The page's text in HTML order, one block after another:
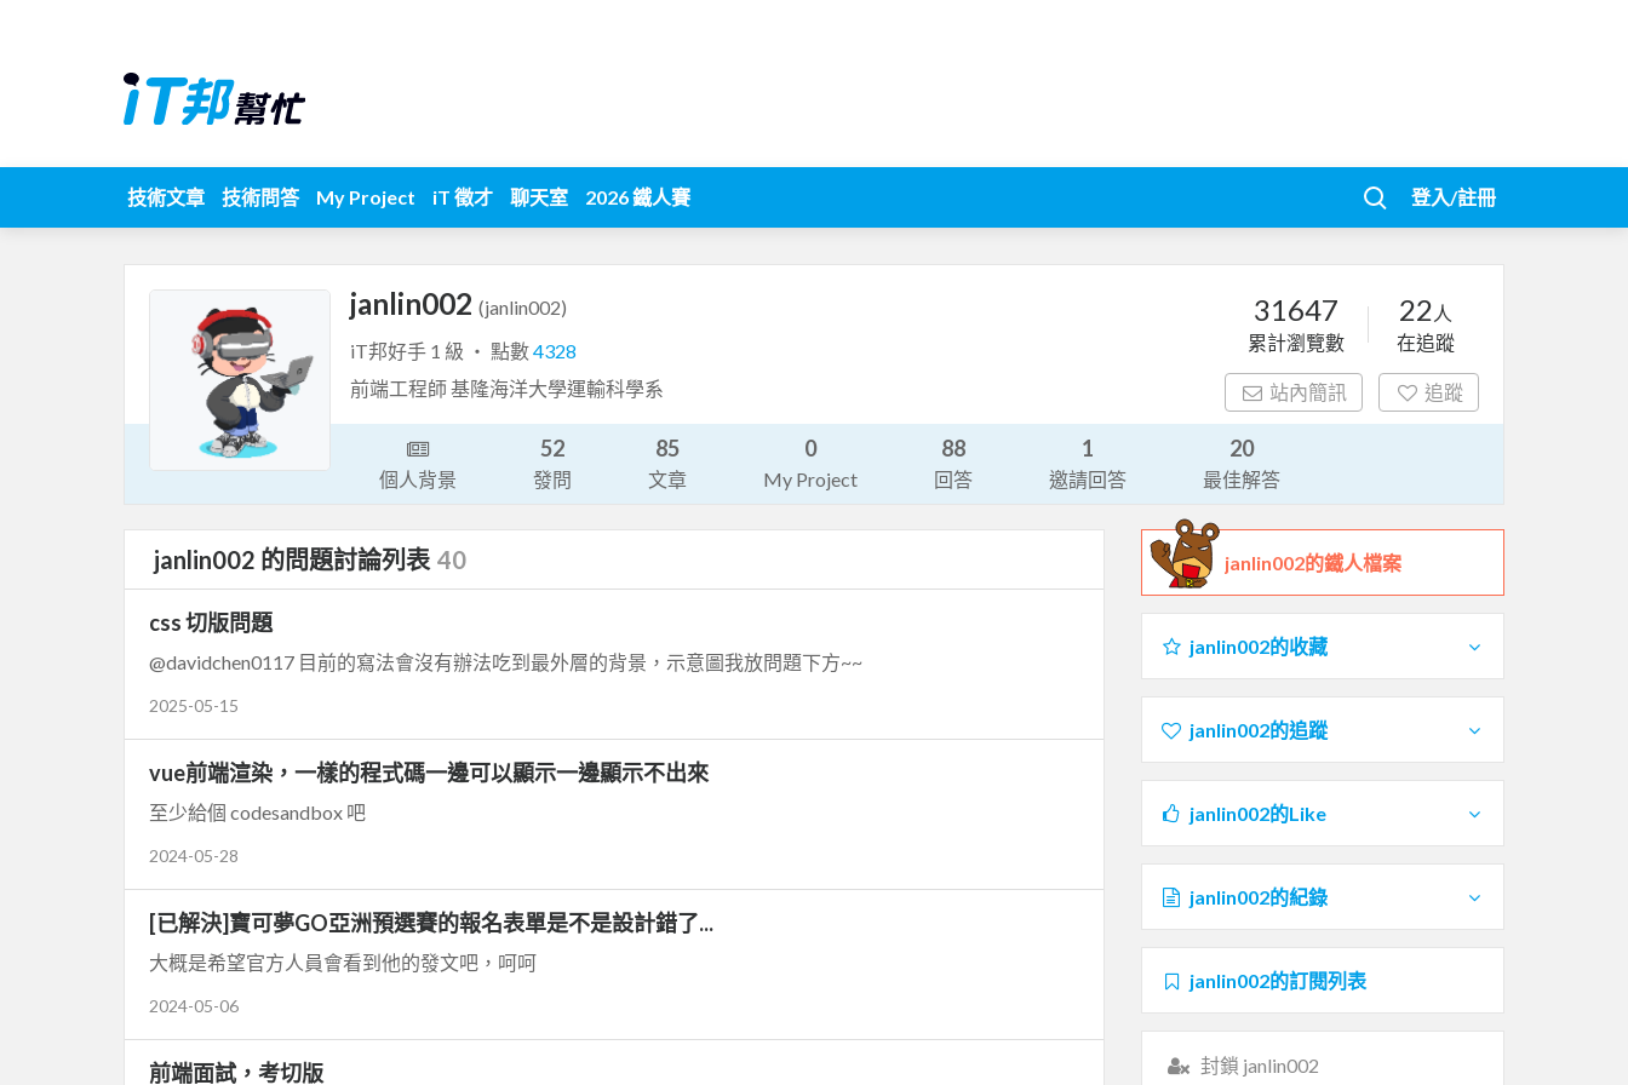
技術文章 技術問答 My Project iT 徵才 聊天室 2026 鐵人賽 登入/註冊
janlin002 (janlin002)
iT邦好手 1 級 ‧ 點數4328
前端工程師 基隆海洋大學運輸科學系
31647
累計瀏覽數
22 人
在追蹤
站內簡訊 追蹤
個人背景
52
發問
85
文章
0
My Project
88
回答
1
邀請回答
20
最佳解答
janlin002 的問題討論列表 40
css 切版問題
@davidchen0117 目前的寫法會沒有辦法吃到最外層的背景，示意圖我放問題下方~~
2025-05-15
vue前端渲染，一樣的程式碼一邊可以顯示一邊顯示不出來
至少給個 codesandbox 吧
2024-05-28
[已解決]寶可夢GO亞洲預選賽的報名表單是不是設計錯了...
大概是希望官方人員會看到他的發文吧，呵呵
2024-05-06
前端面試，考切版
janlin002的鐵人檔案
janlin002的收藏
janlin002的追蹤
janlin002的Like
janlin002的紀錄
janlin002的訂閱列表
封鎖 janlin002